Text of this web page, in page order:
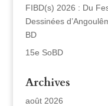
FIBD(s) 2026 : Du
Dessinées
BD
15e SoBD
Archives
août 2026